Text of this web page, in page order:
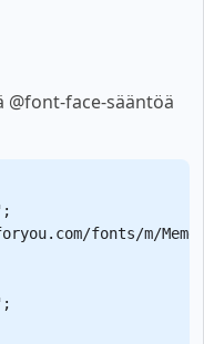
face-sääntöä
fonts/m/